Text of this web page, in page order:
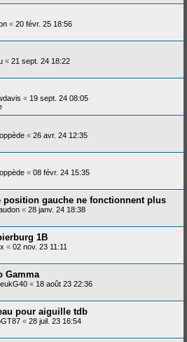
« 20 févr. 25 18:56
« 21 sept. 24 18:22
« 19 sept. 24 08:05
« 26 avr. 24 12:35
« 08 févr. 24 15:35
position gauche ne fonctionnent plus
« 28 janv. 24 18:38
1B
« 02 nov. 23 11:11
Gamma
« 18 août 23 22:36
pour aiguille tdb
« 28 juil. 23 16:54